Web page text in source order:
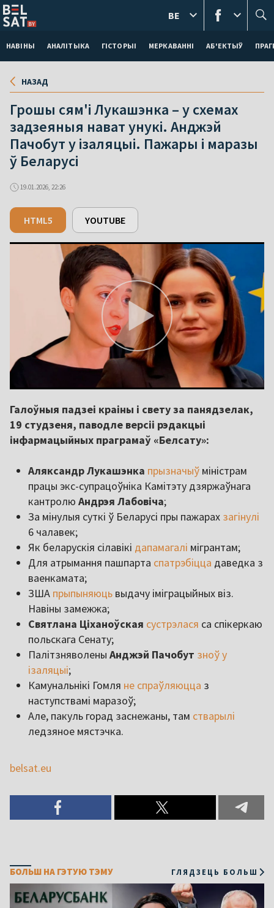
НАВІНЫ АНАЛІТЫКА ГІСТОРЫІ МЕРКАВАННI АБ'ЕКТЫЎ
BE
НАЗАД
Грошы сям'і Лукашэнка – у схемах
задзеяныя нават унукі. Анджэй
Пачобут у ізаляцыі. Пажары і маразы
ў Беларусі
19.01.2026, 22:26
HTML5 YOUTUBE
Галоўныя падзеі краіны і свету за панядзелак,
19 студзеня, паводле версіі рэдакцыі
інфармацыйных праграмаў «Белсату»:
Аляксандр Лукашэнка прызначыў міністрам
працы экс-супрацоўніка Камітэту дзяржаўнага
кантролю Андрэя Лабовіча;
За мінулыя суткі ў Беларусі пры пажарах загінулі
6 чалавек;
Як беларускія сілавікі дапамагалі мігрантам;
Для атрымання пашпарта спатрэбіцца даведка з
ваенкамата;
ЗША прыпыняюць выдачу іміграцыйных віз.
Навіны замежжа;
Святлана Ціханоўская сустрэлася са спікеркаю
польскага Сенату;
Палітзняволены Анджэй Пачобут зноў у
ізаляцыі;
Камунальнікі Гомля не спраўляюцца з
наступствамі маразоў;
Але, пакуль горад заснежаны, там стварылі
ледзяное мястэчка.
belsat.eu
БОЛЬШ НА ГЭТУЮ ТЭМУ ГЛЯДЗЕЦЬ БОЛЬШ